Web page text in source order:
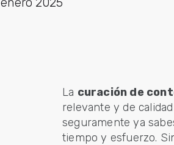
La curación de
relevante y de
seguramente ya
tiempo y esfuerzo.